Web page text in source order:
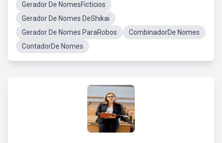
Gerador De NomesFicticios
Gerador De Nomes DeShikai
Gerador De Nomes ParaRobos
CombinadorDe Nomes
ContadorDe Nomes